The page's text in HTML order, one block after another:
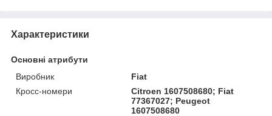
Характеристики
Основні атрибути
Виробник
Fiat
Кросс-номери
Citroen 1607508680; Fiat
77367027; Peugeot
1607508680